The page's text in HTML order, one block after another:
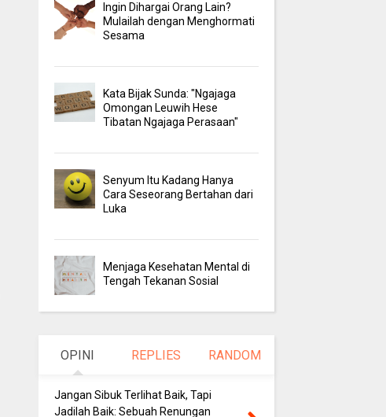
Ingin Dihargai Orang Lain?
Mulailah dengan Menghormati
Sesama
Kata Bijak Sunda: "Ngajaga
Omongan Leuwih Hese
Tibatan Ngajaga Perasaan"
Senyum Itu Kadang Hanya
Cara Seseorang Bertahan dari
Luka
Menjaga Kesehatan Mental di
Tengah Tekanan Sosial
OPINI REPLIES RANDOM
Jangan Sibuk Terlihat Baik, Tapi
Jadilah Baik: Sebuah Renungan